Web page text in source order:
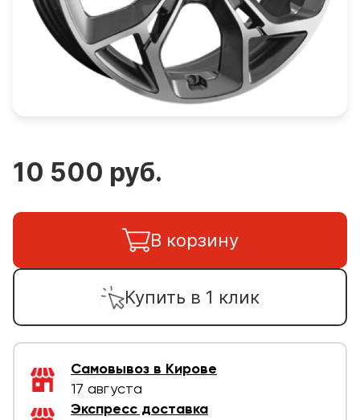
10 500 руб.
В корзину
Купить в 1 клик
Самовывоз в Кирове
17 августа
Экспресс доставка